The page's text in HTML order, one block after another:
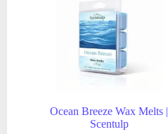
Ocean Breeze Wax Melts |
Scentulp